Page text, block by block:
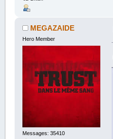
MEGAZAIDE
Hero Member
Messages: 35410